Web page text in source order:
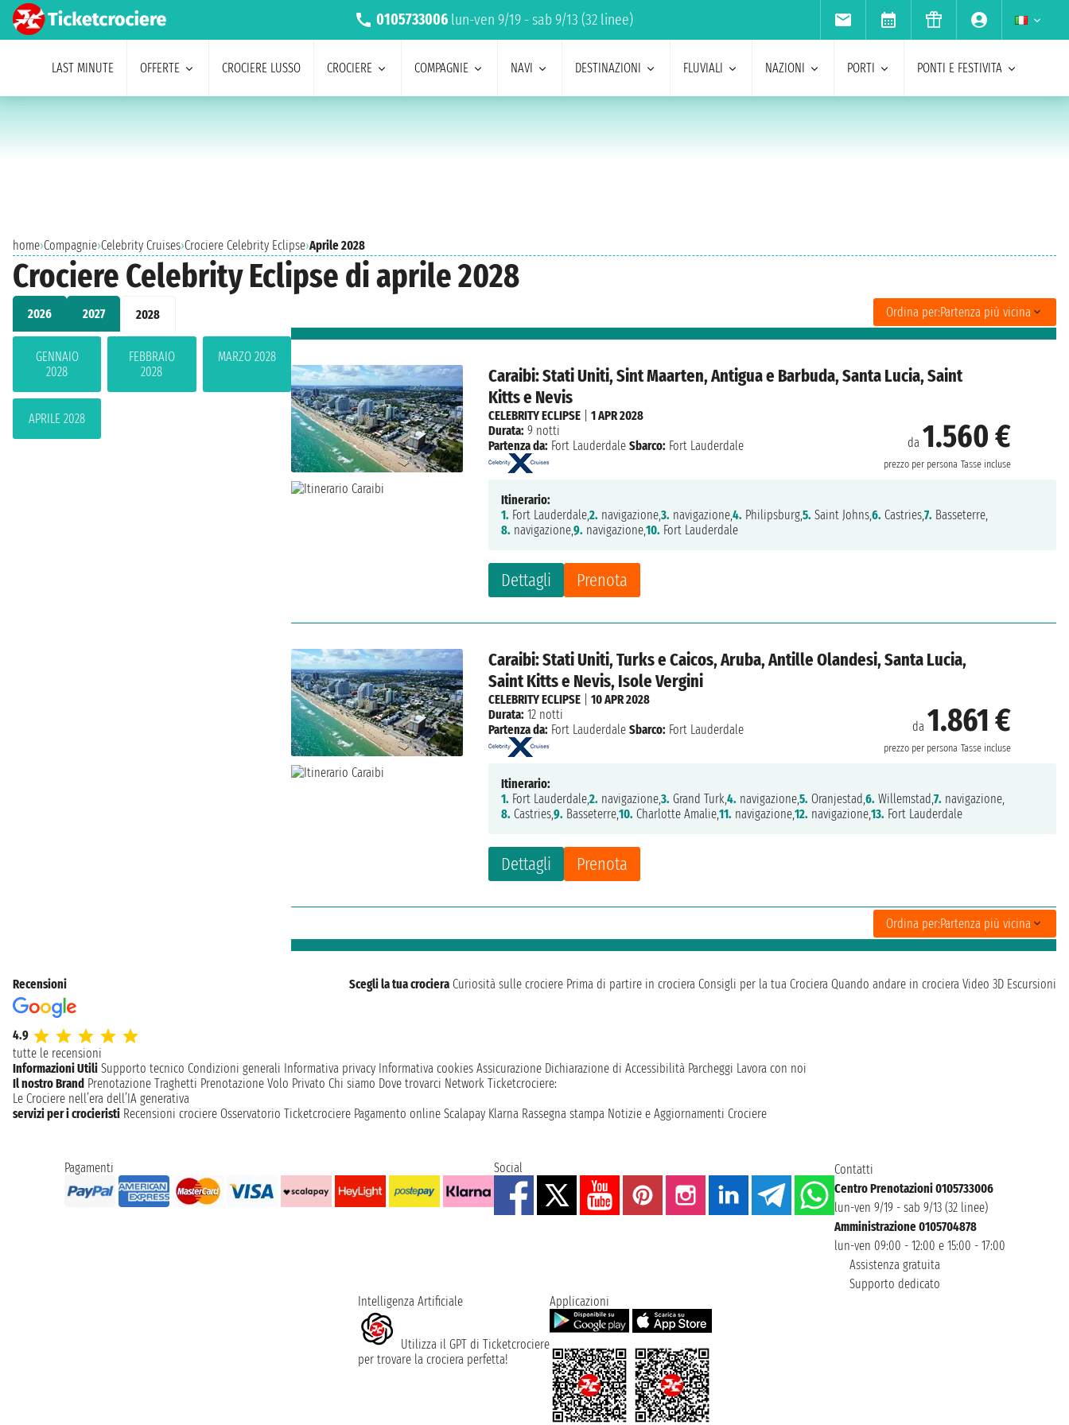
0105733006 lun-ven 9/19 - sab 9/13 (32 linee)
LAST MINUTE OFFERTE CROCIERE LUSSO CROCIERE COMPAGNIE NAVI DESTINAZIONI FLUVIALI NAZIONI PORTI PONTI E FESTIVITA
home›Compagnie›Celebrity Cruises›Crociere Celebrity Eclipse›Aprile 2028
Crociere Celebrity Eclipse di aprile 2028
2026 2027 2028
GENNAIO
2028
FEBBRAIO
2028
MARZO 2028
APRILE 2028
Ordina per:Partenza più vicina
Caraibi: Stati Uniti, Sint Maarten, Antigua e Barbuda, Santa Lucia, Saint
Kitts e Nevis
da 1.560 €
prezzo per persona Tasse incluse
Dettagli Prenota
CELEBRITY ECLIPSE |1 APR 2028
Durata: 9 notti
Partenza da: Fort Lauderdale Sbarco: Fort Lauderdale
Itinerario:
1. Fort Lauderdale,2. navigazione,3. navigazione,4. Philipsburg,5. Saint Johns,6. Castries,7. Basseterre,
8. navigazione,9. navigazione,10. Fort Lauderdale
Caraibi: Stati Uniti, Turks e Caicos, Aruba, Antille Olandesi, Santa Lucia,
Saint Kitts e Nevis, Isole Vergini
da 1.861 €
prezzo per persona Tasse incluse
Dettagli Prenota
CELEBRITY ECLIPSE |10 APR 2028
Durata: 12 notti
Partenza da: Fort Lauderdale Sbarco: Fort Lauderdale
Itinerario:
1. Fort Lauderdale,2. navigazione,3. Grand Turk,4. navigazione,5. Oranjestad,6. Willemstad,7. navigazione,
8. Castries,9. Basseterre,10. Charlotte Amalie,11. navigazione,12. navigazione,13. Fort Lauderdale
Ordina per:Partenza più vicina
Recensioni
4.9
tutte le recensioni
Scegli la tua crociera Curiosità sulle crociere Prima di partire in crociera Consigli per la tua Crociera Quando andare in crociera Video 3D Escursioni
Informazioni Utili Supporto tecnico Condizioni generali Informativa privacy Informativa cookies Assicurazione Dichiarazione di Accessibilità Parcheggi Lavora con noi
Il nostro Brand Prenotazione Traghetti Prenotazione Volo Privato Chi siamo Dove trovarci Network Ticketcrociere:
Le Crociere nell’era dell’IA generativa
servizi per i crocieristi Recensioni crociere Osservatorio Ticketcrociere Pagamento online Scalapay Klarna Rassegna stampa Notizie e Aggiornamenti Crociere
Pagamenti Social
Contatti
Centro Prenotazioni 0105733006
lun-ven 9/19 - sab 9/13 (32 linee)
Amministrazione 0105704878
lun-ven 09:00 - 12:00 e 15:00 - 17:00
Assistenza gratuita
Supporto dedicato
Intelligenza Artificiale
Utilizza il GPT di Ticketcrociere
per trovare la crociera perfetta!
Applicazioni